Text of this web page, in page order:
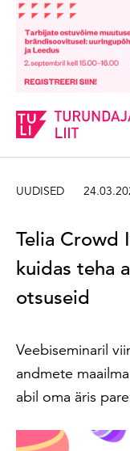
Sisesta
UUDISED
Telia Crowd
kuidas teha
otsuseid
Veebiseminaril
andmete
abil oma äris